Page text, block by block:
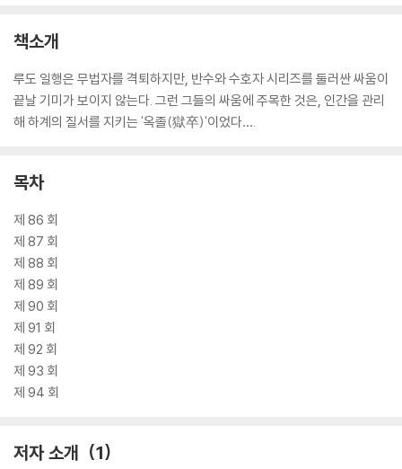
책소개
루도 일행은 무법자를 격퇴하지만, 반수와 수호자 시리즈를 둘러싼 싸움이
끝날 기미가 보이지 않는다. 그런 그들의 싸움에 주목한 것은, 인간을 관리
해 하계의 질서를 지키는 '옥졸(獄卒)'이었다….
목차
제 86 회
제 87 회
제 88 회
제 89 회
제 90 회
제 91 회
제 92 회
제 93 회
제 94 회
저자 소개 1